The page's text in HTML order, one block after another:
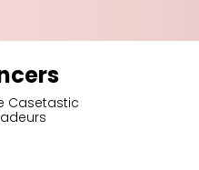
Casetastic